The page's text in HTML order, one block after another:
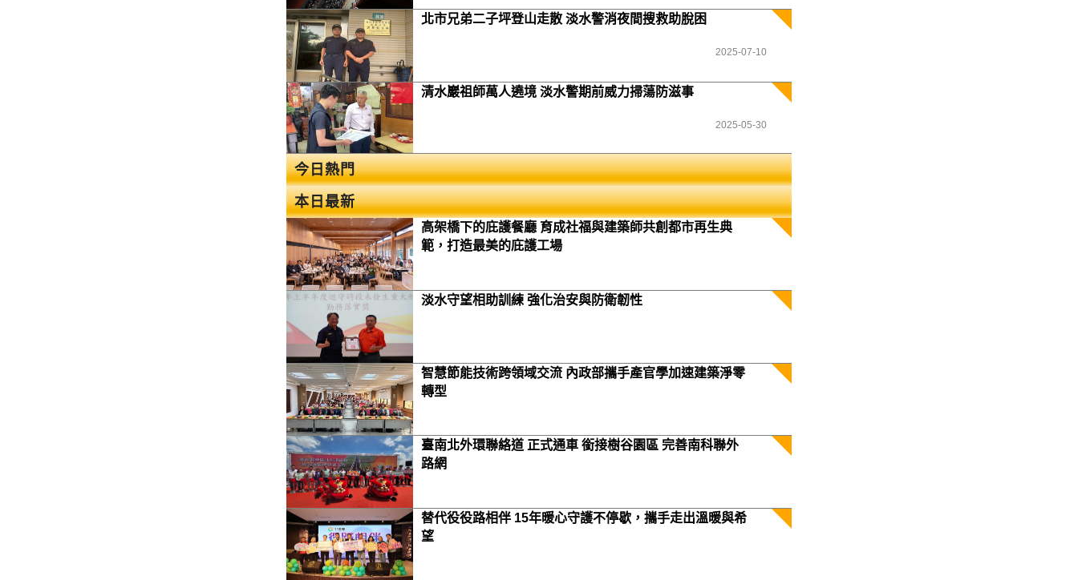
北市兄弟二子坪登山走散 淡水警消夜間搜救助脫困
2025-07-10
清水巖祖師萬人遶境 淡水警期前威力掃蕩防滋事
2025-05-30
今日熱門
本日最新
高架橋下的庇護餐廳 育成社福與建築師共創都市再生典
範，打造最美的庇護工場
淡水守望相助訓練 強化治安與防衛韌性
智慧節能技術跨領域交流 內政部攜手產官學加速建築淨零
轉型
臺南北外環聯絡道 正式通車 銜接樹谷園區 完善南科聯外
路網
替代役役路相伴 15年暖心守護不停歇，攜手走出溫暖與希
望